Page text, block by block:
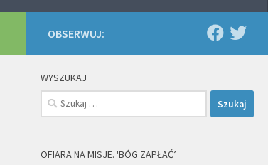
OBSERWUJ:
WYSZUKAJ
Szukaj:
OFIARA NA MISJE. 'BÓG ZAPŁAĆ’